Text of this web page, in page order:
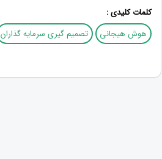
کلمات کلیدی :
هوش هیجانی
تصمیم گیری سرمایه گذاران